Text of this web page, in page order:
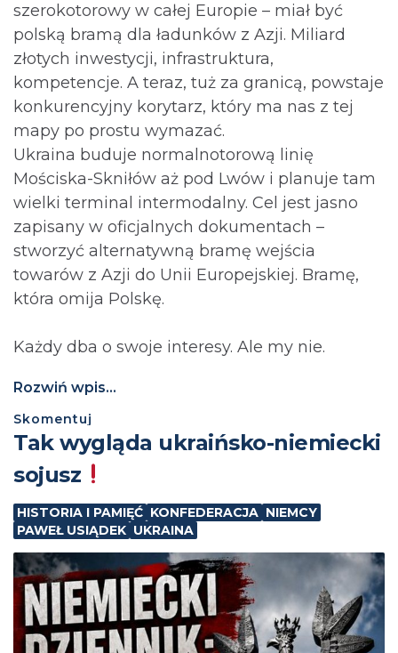
szerokotorowy w całej Europie – miał być
polską bramą dla ładunków z Azji. Miliard
złotych inwestycji, infrastruktura,
kompetencje. A teraz, tuż za granicą, powstaje
konkurencyjny korytarz, który ma nas z tej
mapy po prostu wymazać.
Ukraina buduje normalnotorową linię
Mościska-Skniłów aż pod Lwów i planuje tam
wielki terminal intermodalny. Cel jest jasno
zapisany w oficjalnych dokumentach –
stworzyć alternatywną bramę wejścia
towarów z Azji do Unii Europejskiej. Bramę,
która omija Polskę.
Każdy dba o swoje interesy. Ale my nie.
Rozwiń wpis...
Skomentuj
Tak wygląda ukraińsko-niemiecki
sojusz
HISTORIA I PAMIĘĆ KONFEDERACJA NIEMCY
PAWEŁ USIĄDEK UKRAINA